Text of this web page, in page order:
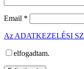
Email *
Az ADATKEZELÉSI
elfogadtam.